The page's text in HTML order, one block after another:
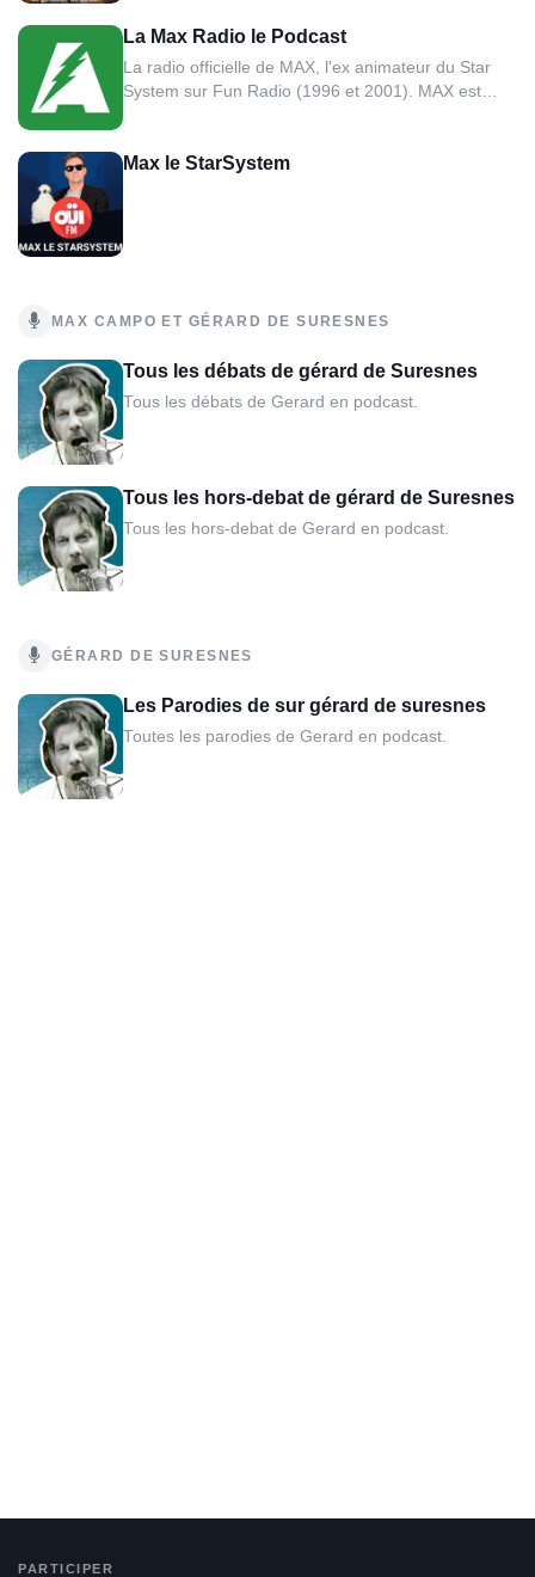
animateurs légendaires et des moments inédits qui
ont marqué l’âge d’or de la bande FM en France.
Un hommage vibrant...
La Max Radio le Podcast
La radio officielle de MAX, l'ex animateur du Star
System sur Fun Radio (1996 et 2001). MAX est
Max le StarSystem
MAX CAMPO ET GÉRARD DE SURESNES
Tous les débats de gérard de Suresnes
Tous les débats de Gerard en podcast.
Tous les hors-debat de gérard de Suresnes
Tous les hors-debat de Gerard en podcast.
GÉRARD DE SURESNES
Les Parodies de sur gérard de suresnes
Toutes les parodies de Gerard en podcast.
PARTICIPER